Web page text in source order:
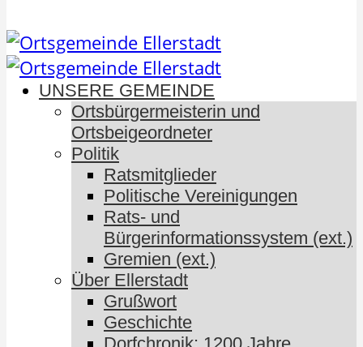
UNSERE GEMEINDE
Ortsbürgermeisterin und
Ortsbeigeordneter
Politik
Ratsmitglieder
Politische Vereinigungen
Rats- und
Bürgerinformationssystem (ext.)
Gremien (ext.)
Über Ellerstadt
Grußwort
Geschichte